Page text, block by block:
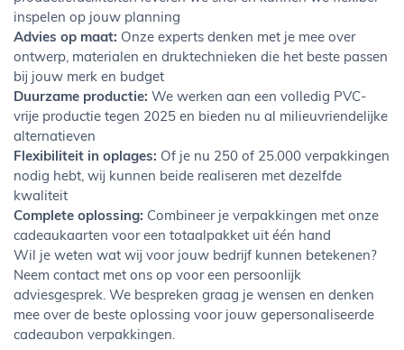
inspelen op jouw planning
Advies op maat: Onze experts denken met je mee over
ontwerp, materialen en druktechnieken die het beste passen
bij jouw merk en budget
Duurzame productie: We werken aan een volledig PVC-
vrije productie tegen 2025 en bieden nu al milieuvriendelijke
alternatieven
Flexibiliteit in oplages: Of je nu 250 of 25.000 verpakkingen
nodig hebt, wij kunnen beide realiseren met dezelfde
kwaliteit
Complete oplossing: Combineer je verpakkingen met onze
cadeaukaarten voor een totaalpakket uit één hand
Wil je weten wat wij voor jouw bedrijf kunnen betekenen?
Neem contact met ons op voor een persoonlijk
adviesgesprek. We bespreken graag je wensen en denken
mee over de beste oplossing voor jouw gepersonaliseerde
cadeaubon verpakkingen.